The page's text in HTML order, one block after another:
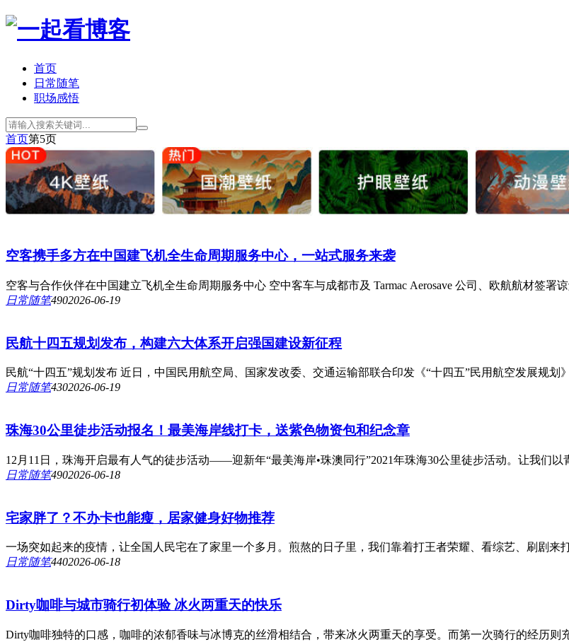
首页
日常随笔
职场感悟
首页第5页
空客携手多方在中国建飞机全生命周期服务中心，一站式服务来袭
空客与合作伙伴在中国建立飞机全生命周期服务中心 空中客车与成都市及 Tarmac Aerosave 公司、欧航航材签署
日常随笔4902026-06-19
民航十四五规划发布，构建六大体系开启强国建设新征程
民航“十四五”规划发布 近日，中国民用航空局、国家发改委、交通运输部联合印发《“十四五”民用航空发展规划
日常随笔4302026-06-19
珠海30公里徒步活动报名！最美海岸线打卡，送紫色物资包和纪念章
12月11日，珠海开启最有人气的徒步活动——迎新年“最美海岸•珠澳同行”2021年珠海30公里徒步活动。让我们以
日常随笔4902026-06-18
宅家胖了？不办卡也能瘦，居家健身好物推荐
一场突如起来的疫情，让全国人民宅在了家里一个多月。煎熬的日子里，我们靠着打王者荣耀、看综艺、刷剧来
日常随笔4402026-06-18
Dirty咖啡与城市骑行初体验 冰火两重天的快乐
Dirty咖啡独特的口感，咖啡的浓郁香味与冰博克的丝滑相结合，带来冰火两重天的享受。而第一次骑行的经历则